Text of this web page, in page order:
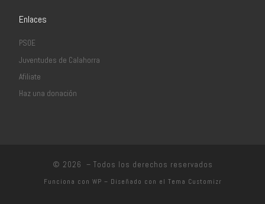
Enlaces
PSOE
Juventudes de Calahorra
Afiliate
Haz una donación
© 2026 – Todos los derechos reservados
Funciona con WP – Diseñado con el Tema Customizr